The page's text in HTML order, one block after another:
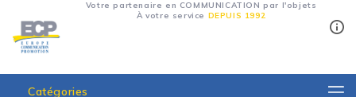
Votre partenaire en COMMUNICATION par l'objets
À votre service DEPUIS 1992
Catégories